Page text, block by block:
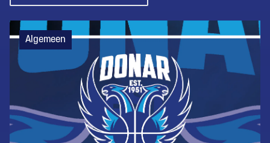
Algemeen